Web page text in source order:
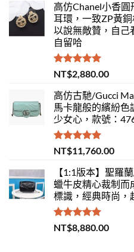
高仿Chanel小香
耳環，一致ZP黃
以說無敵贊，自己
自留哈
評分 5.00
滿分 5
NT$2,880.00
高仿古馳/Gucci
馬卡龍般的繽紛色
少女心，款號：
評分5.00
滿分 5
NT$11,760.00
【1:1版本】聖羅
蠟牛皮精心裁制而
標識，經典時尚，
評分 5.00
滿分 5
NT$8,880.00